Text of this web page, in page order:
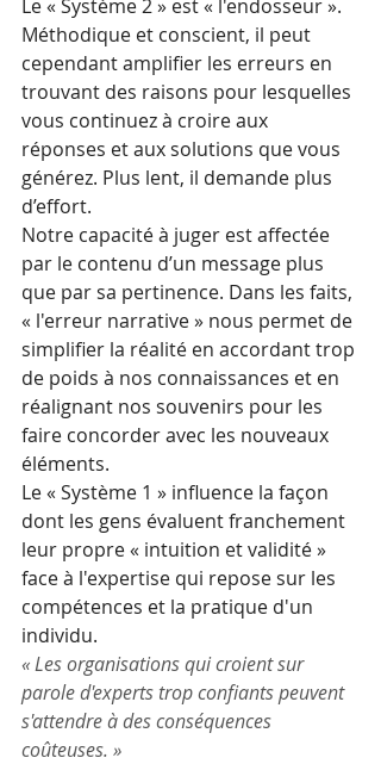
Le « Système 2 » est « l'endosseur ».
Méthodique et conscient, il peut
cependant amplifier les erreurs en
trouvant des raisons pour lesquelles
vous continuez à croire aux
réponses et aux solutions que vous
générez. Plus lent, il demande plus
d’effort.
Notre capacité à juger est affectée
par le contenu d’un message plus
que par sa pertinence. Dans les faits,
« l'erreur narrative » nous permet de
simplifier la réalité en accordant trop
de poids à nos connaissances et en
réalignant nos souvenirs pour les
faire concorder avec les nouveaux
éléments.
Le « Système 1 » influence la façon
dont les gens évaluent franchement
leur propre « intuition et validité »
face à l'expertise qui repose sur les
compétences et la pratique d'un
individu.
« Les organisations qui croient sur
parole d'experts trop confiants peuvent
s'attendre à des conséquences
coûteuses. »